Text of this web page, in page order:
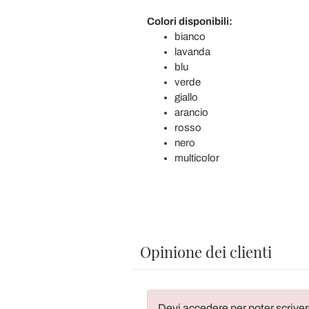
Colori disponibili:
bianco
lavanda
blu
verde
giallo
arancio
rosso
nero
multicolor
Opinione dei clienti